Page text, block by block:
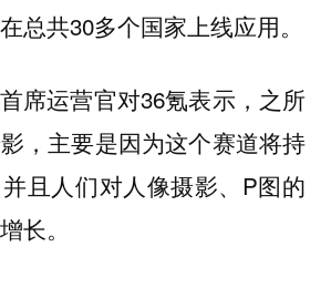
总共30多个国家上线应用。
席运营官对36氪表示，之所
，主要是因为这个赛道将持
且人们对人像摄影、P图的
长。